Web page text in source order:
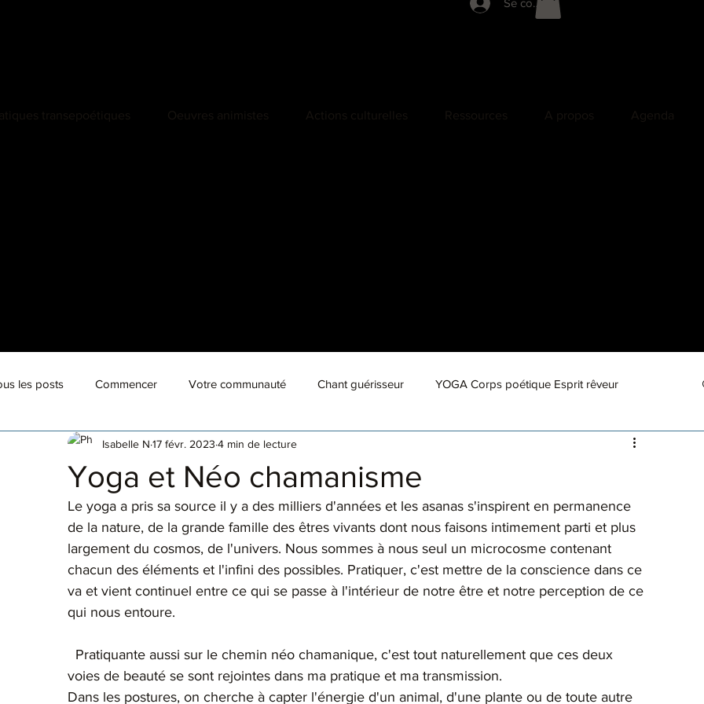
Se connecter
les posts Commencer Votre communauté Chant guérisseur YOGA Corps poétique Esprit rêveur
Célébrer des êtres sublimes Art médecine
Yoga et Néo chamanisme
Isabelle N 17 févr. 2023 4 min de lecture
Le yoga a pris sa source il y a des milliers d'années et les asanas s'inspirent en permanence
de la nature, de la grande famille des êtres vivants dont nous faisons intimement parti et plus
largement du cosmos, de l'univers. Nous sommes à nous seul un microcosme contenant
chacun des éléments et l'infini des possibles. Pratiquer, c'est mettre de la conscience dans ce
va et vient continuel entre ce qui se passe à l'intérieur de notre être et notre perception de ce
qui nous entoure.
voies de beauté se sont rejointes dans ma pratique et ma transmission.
Dans les postures, on cherche à capter l'énergie d'un animal, d'une plante ou de toute autre